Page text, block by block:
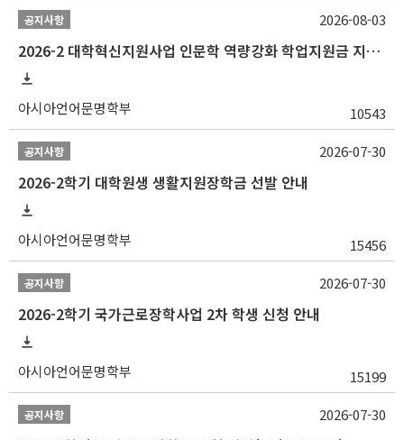
공지사항
2026-2 대학혁신지원사업 인문학 역량강화 학업지원금 지원 선발 안내 (학/석/박사)
아시아언어문명학부 10543
2026-08-03
공지사항
2026-2학기 대학원생 생활지원장학금 선발 안내
아시아언어문명학부 15456
2026-07-30
공지사항
2026-2학기 국가근로장학사업 2차 학생 신청 안내
아시아언어문명학부 15199
2026-07-30
공지사항 2026-07-30